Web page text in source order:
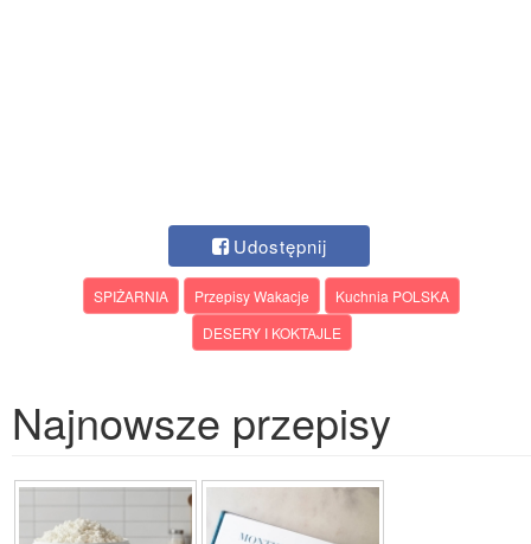
Udostępnij
SPIŻARNIA Przepisy Wakacje
Kuchnia POLSKA
DESERY I KOKTAJLE
Najnowsze przepisy